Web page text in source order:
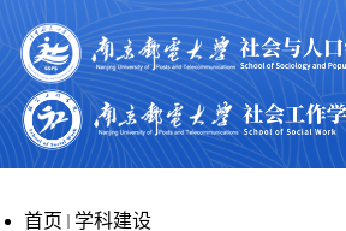
首页 学科建设